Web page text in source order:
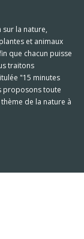
la nature,
et animaux
que chacun puisse
traitons
"15 minutes
proposons toute
de la nature à